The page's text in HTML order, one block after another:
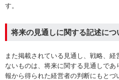
す。
将来の見通しに関する記述につ
また掲載されている見通し、戦略、
ないものは、将来に関する見通しで
報から得られた経営者の判断にもとづ